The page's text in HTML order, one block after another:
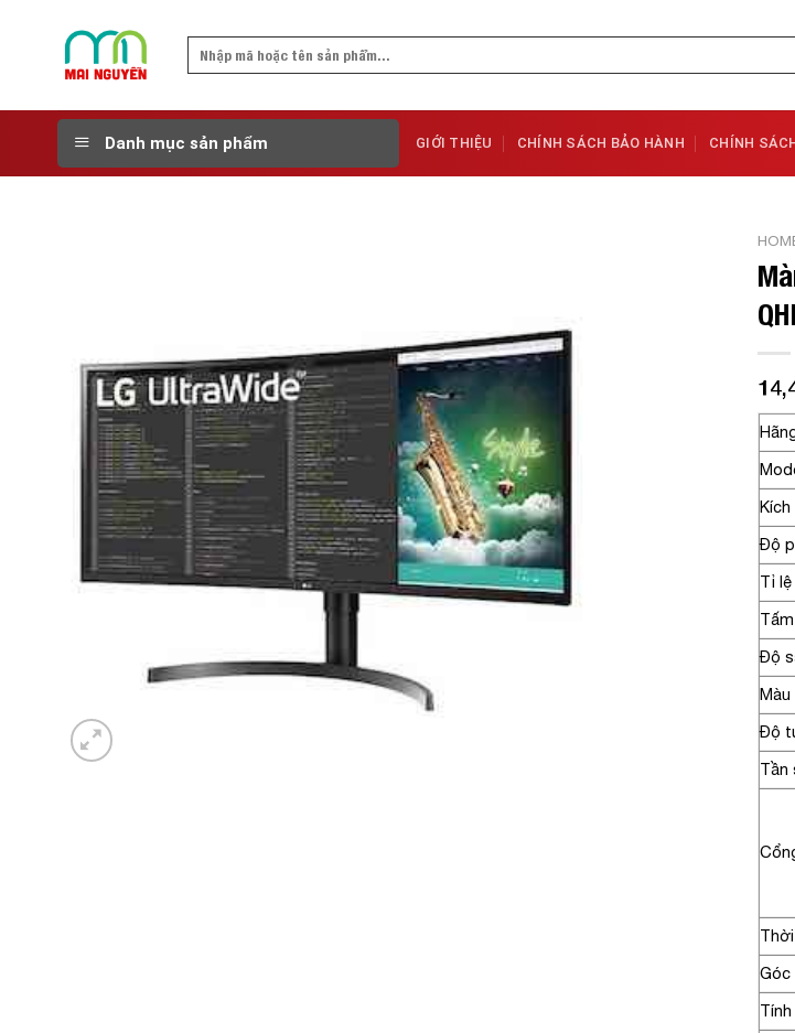
Search
Danh mục sản phẩm GIỚI THIỆU CHÍNH SÁCH BẢO HÀNH CHÍNH
Độ
Tỉ lệ
Độ
Màu
Độ
Tần
Góc